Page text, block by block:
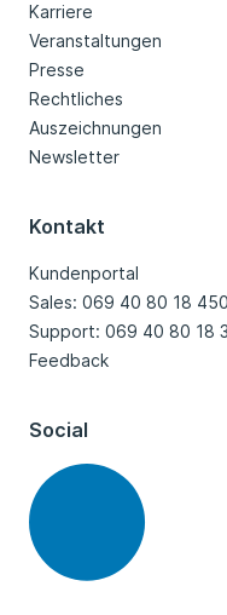
Karriere
Veranstaltungen
Presse
Rechtliches
Auszeichnungen
Newsletter
Kontakt
Kundenportal
Sales: 069 40 80 18 450
Support: 069 40 80 18
Feedback
Social